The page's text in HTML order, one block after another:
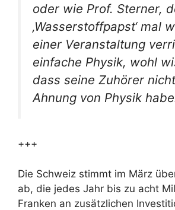
oder wie Prof. Sterner,
‚Wasserstoffpapst‘ mal
einer Veranstaltung
einfache Physik, wohl
dass seine Zuhörer
Ahnung von Physik
+++
Die Schweiz stimmt im März
ab, die jedes Jahr bis zu acht
Franken an zusätzlichen